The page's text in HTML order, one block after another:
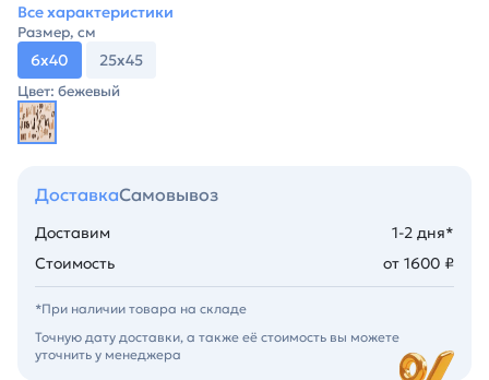
Все характеристики
Размер, см
6х40 25х45
Цвет: бежевый
ДоставкаСамовывоз
Доставим
1-2 дня*
Стоимость
от 1600 ₽
*При наличии товара на складе
Точную дату доставки, а также её стоимость вы можете
уточнить у менеджера